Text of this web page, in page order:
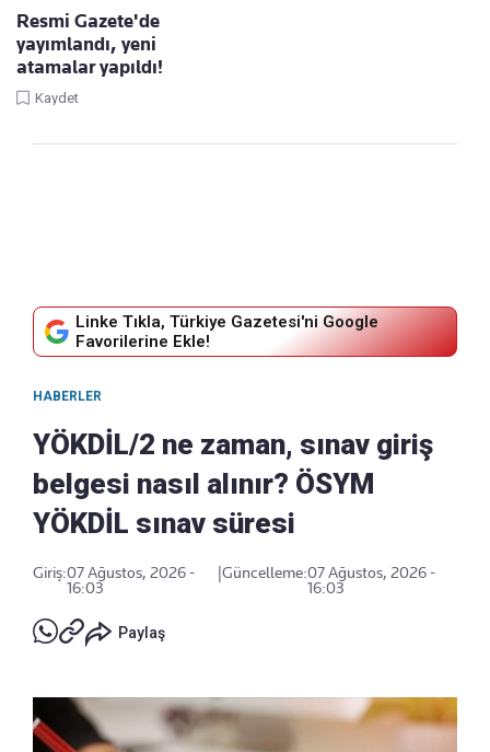
Resmi Gazete'de
yayımlandı, yeni
atamalar yapıldı!
Kaydet
Linke Tıkla, Türkiye Gazetesi'ni Google
Favorilerine Ekle!
HABERLER
YÖKDİL/2 ne zaman, sınav giriş
belgesi nasıl alınır? ÖSYM
YÖKDİL sınav süresi
Giriş:07 Ağustos, 2026 -
16:03
Güncelleme:07 Ağustos, 2026 -
16:03
Paylaş